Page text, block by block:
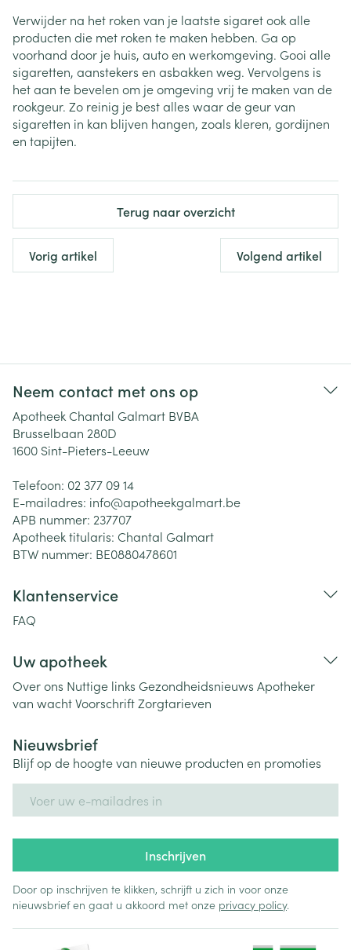
Verwijder na het roken van je laatste sigaret ook alle
producten die met roken te maken hebben. Ga op
voorhand door je huis, auto en werkomgeving. Gooi alle
sigaretten, aanstekers en asbakken weg. Vervolgens is
het aan te bevelen om je omgeving vrij te maken van de
rookgeur. Zo reinig je best alles waar de geur van
sigaretten in kan blijven hangen, zoals kleren, gordijnen
en tapijten.
Terug naar overzicht
Vorig artikel Volgend artikel
Neem contact met ons op
Apotheek Chantal Galmart BVBA
Brusselbaan 280D
1600 Sint-Pieters-Leeuw
Telefoon: 02 377 09 14
E-mailadres: info@apotheekgalmart.be
APB nummer: 237707
Apotheek titularis: Chantal Galmart
BTW nummer: BE0880478601
Klantenservice
FAQ
Uw apotheek
Over ons Nuttige links Gezondheidsnieuws Apotheker
van wachtVoorschriftZorgtarieven
Nieuwsbrief
Blijf op de hoogte van nieuwe producten en promoties
Inschrijven
Door op inschrijven te klikken, schrijft u zich in voor onze
nieuwsbrief en gaat u akkoord met onze privacy policy.